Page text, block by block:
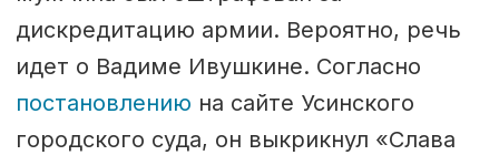
дискредитацию армии. Вероятно, речь
идет о Вадиме Ивушкине. Согласно
постановлению на сайте Усинского
городского суда, он выкрикнул «Слава